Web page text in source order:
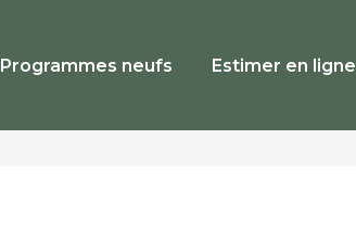
Programmes neufs Estimer en ligne